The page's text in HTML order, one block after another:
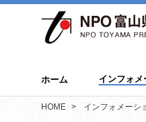
ホーム インフォメ
HOME インフォメーシ